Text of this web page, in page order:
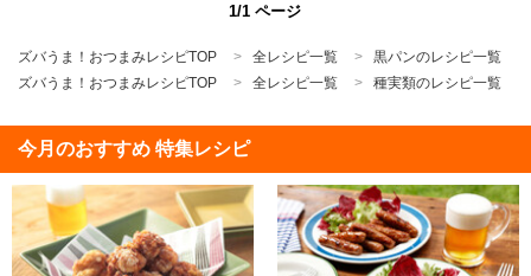
1/1 ページ
ズバうま！おつまみレシピTOP 全レシピ一覧
黒パンのレシピ一覧
ズバうま！おつまみレシピTOP
全レシピ一覧 種実類のレシピ一覧
今月のおすすめ 特集レシピ